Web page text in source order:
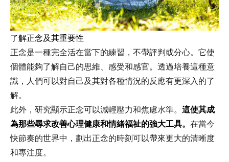
了解正念及其重要性
正念是一種完全活在當下的練習，不帶評判或分心。它使
個體能夠了解自己的思維、感受和感官。透過培養這種意
識，人們可以對自己及其對各種情況的反應有更深入的了
解。
此外，研究顯示正念可以減輕壓力和焦慮水準。 這使其成
為那些尋求改善心理健康和情緒福祉的強大工具。 在當今
快節奏的世界中，劃出正念的時刻可以帶來更大的清晰度
和專注度。